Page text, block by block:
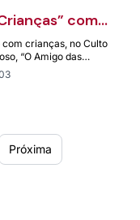
com
crianças, no Culto
“O Amigo das
concursos
Próxima